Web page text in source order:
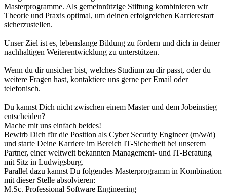
Masterprogramme. Als gemeinnützige Stiftung kombinieren wir
Theorie und Praxis optimal, um deinen erfolgreichen Karrierestart
sicherzustellen.
Unser Ziel ist es, lebenslange Bildung zu fördern und dich in deiner
nachhaltigen Weiterentwicklung zu unterstützen.
Wenn du dir unsicher bist, welches Studium zu dir passt, oder du
weitere Fragen hast, kontaktiere uns gerne per Email oder
telefonisch.
Du kannst Dich nicht zwischen einem Master und dem Jobeinstieg
entscheiden?
Mache mit uns einfach beides!
Bewirb Dich für die Position als Cyber Security Engineer (m/w/d)
und starte Deine Karriere im Bereich IT-Sicherheit bei unserem
Partner, einer weltweit bekannten Management- und IT-Beratung
mit Sitz in Ludwigsburg.
Parallel dazu kannst Du folgendes Masterprogramm in Kombination
mit dieser Stelle absolvieren:
M.Sc. Professional Software Engineering